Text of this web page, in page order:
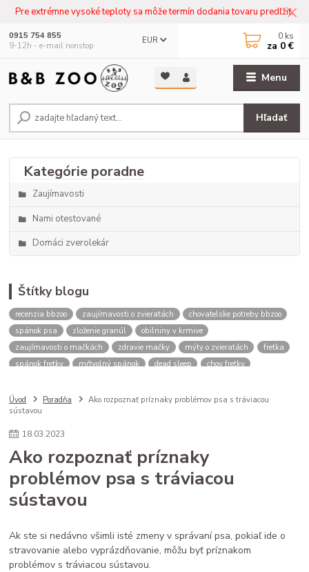
Pre extrémne vysoké teploty sa môže termín dodania tovaru predľžiť.
Menu
EUR
Hľadať
0915 754 855
9-12h - e-mail nonstop
0 ks
za 0 €
Zaujímavosti
Nami otestované
Domáci zverolekár
Štítky blogu
recenzia bbzoo zaujímavosti o zvieratách
chovatelske potreby bbzoo
spánok psa
zloženie granúl
obilniny v krmive
zaujímavosti o mačkách
zdravie mačky mýty o zvieratách
fretka
spánok fretky
mŕtvolný spánok dead sleep
chov fretky
ako zmerať psa
meranie náhubku
náhubok pre psa
veľkosť náhubku
zmena času
pivovarské kvasnice
srsť pes
imunita zviera
Saccharomyces cerevisiae
B vitamíny
doplnky pre zvieratá
zdravé trávenie
ako čítať obaly
starostlivosť o mačku
Úvod Poradňa
​Ako rozpoznať príznaky problémov psa s tráviacou
sústavou
18.03.2023
​Ako rozpoznať príznaky
problémov psa s tráviacou
sústavou
Ak ste si nedávno všimli isté zmeny v správaní psa, pokiaľ ide o
stravovanie alebo vyprázdňovanie, môžu byť príznakom
problémov s tráviacou sústavou.